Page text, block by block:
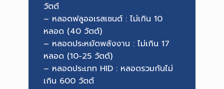
วัตต์
– หลอดฟลูออเรสเซนต์ : ไม่เกิน 10
หลอด (40 วัตต์)
– หลอดประหยัดพลังงาน : ไม่เกิน 17
หลอด (10-25 วัตต์)
– หลอดประเภท HID : หลอดรวมกันไม่
เกิน 600 วัตต์